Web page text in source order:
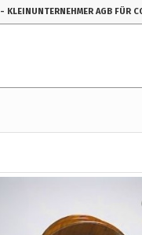
- KLEINUNTERNEHMER AGB FÜR